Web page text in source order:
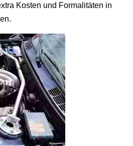
Kosten und Formalitäten in